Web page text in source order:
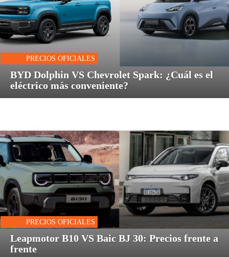
PRECIOS OFICIALES
BYD Dolphin VS Chevrolet Spark: ¿Cuál es el
eléctrico más conveniente?
PRECIOS OFICIALES
Leapmotor B10 VS Baic BJ 30: Precios frente a
frente